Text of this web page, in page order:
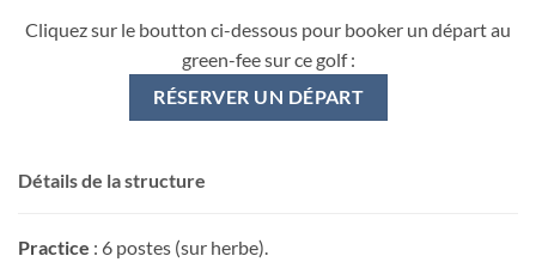
Cliquez sur le boutton ci-dessous pour booker un départ au
green-fee sur ce golf :
RÉSERVER UN DÉPART
Détails de la structure
Practice : 6 postes (sur herbe).